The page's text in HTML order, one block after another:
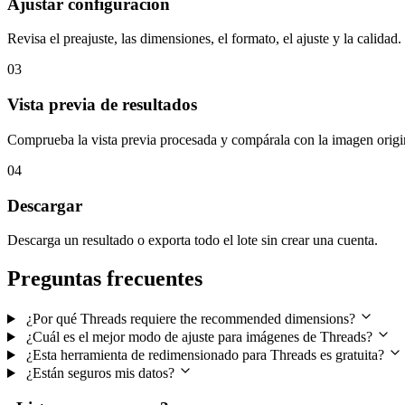
Revisa el preajuste, las dimensiones, el formato, el ajuste y la calidad.
03
Vista previa de resultados
Comprueba la vista previa procesada y compárala con la imagen
04
Descargar
Descarga un resultado o exporta todo el lote sin crear una cuenta.
Preguntas frecuentes
¿Por qué Threads requiere the recommended dimensions?
¿Cuál es el mejor modo de ajuste para imágenes de Threads?
¿Esta herramienta de redimensionado para Threads es gratuita?
¿Están seguros mis datos?